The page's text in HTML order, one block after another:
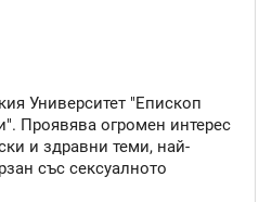
Университет "Епископ
Проявява огромен интерес
и здравни теми, най-
със сексуалното